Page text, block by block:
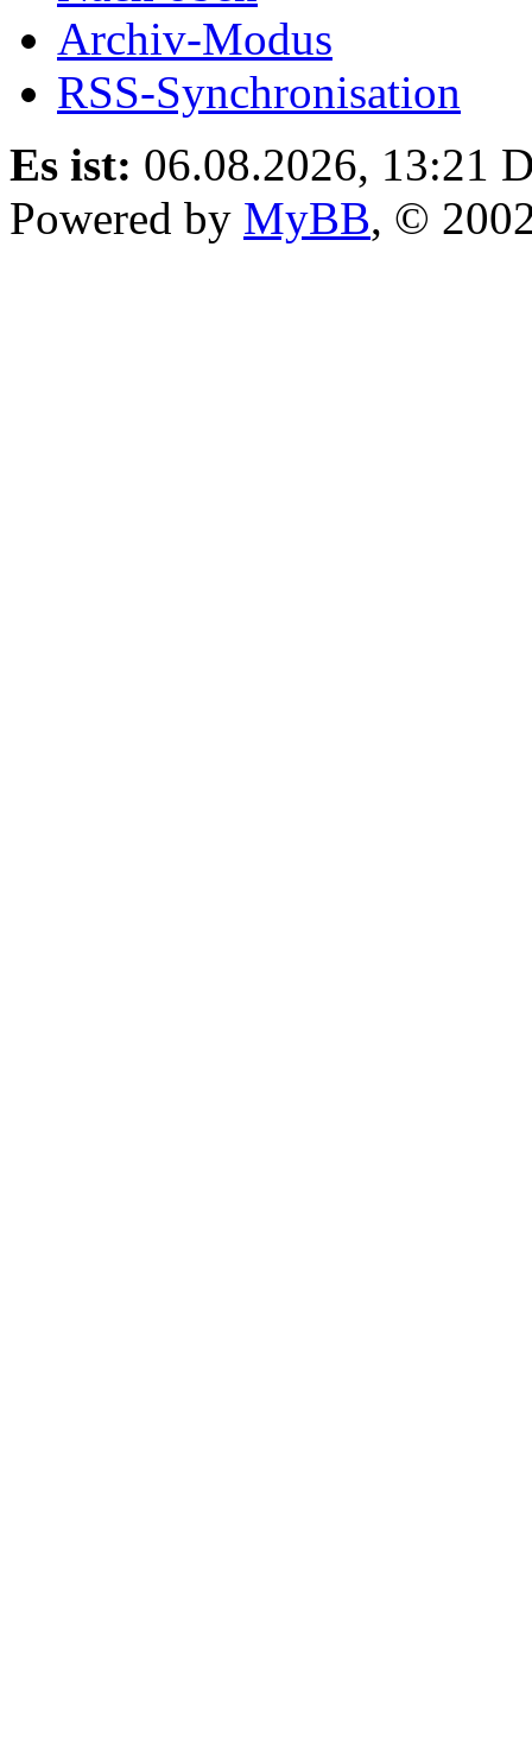
Archiv-Modus
RSS-Synchronisation
Es ist: 06.08.2026, 13:21
Powered by MyBB, ©